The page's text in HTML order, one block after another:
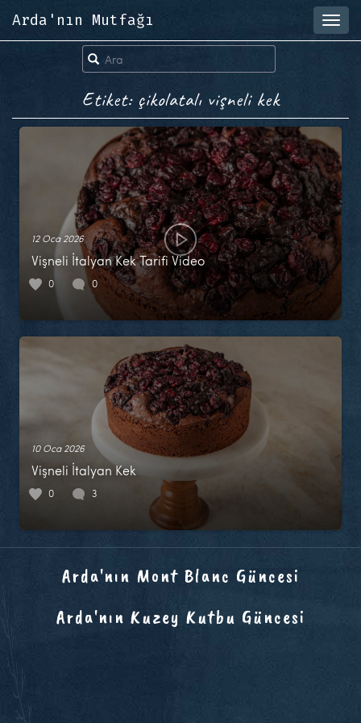
Arda'nın Mutfağı
Etiket: çikolatalı vişneli kek
12 Oca 2026
Vişneli İtalyan Kek Tarifi Video
0 0
10 Oca 2026
Vişneli İtalyan Kek
0 3
Arda'nın Mont Blanc Güncesi
Arda'nın Kuzey Kutbu Güncesi